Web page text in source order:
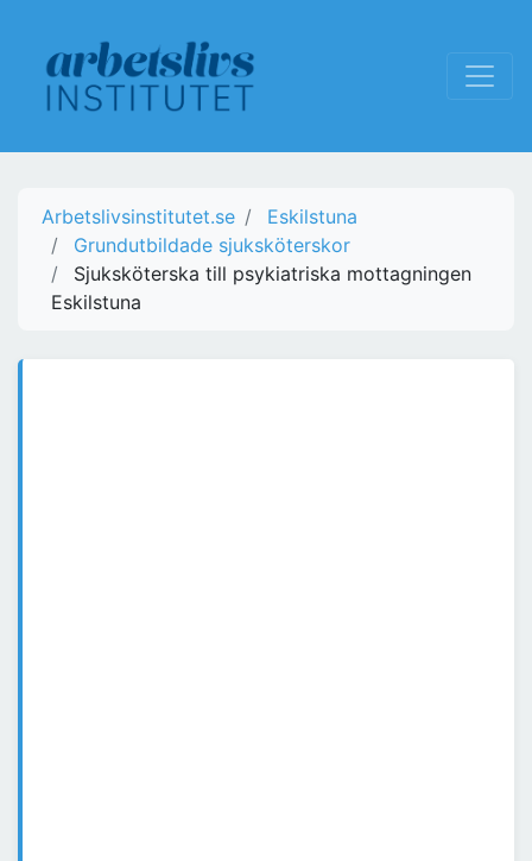
Arbetslivsinstitutet.se
Eskilstuna
Grundutbildade sjuksköterskor
Sjuksköterska till psykiatriska mottagningen
Eskilstuna